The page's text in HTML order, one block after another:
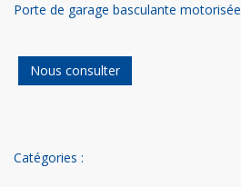
Porte de garage basculante motorisée
Nous consulter
Catégories :